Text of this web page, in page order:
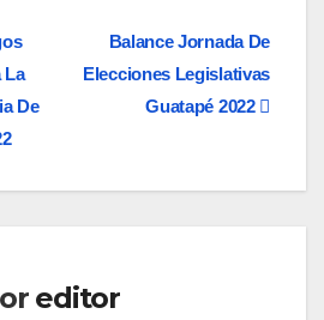
Balance Jornada De
Elecciones Legislativas
Guatapé 2022
La
De
editor